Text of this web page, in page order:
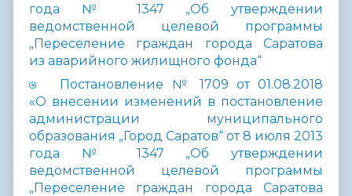
года № 1347 „Об утверждении
ведомственной целевой программы
„Переселение граждан города Саратова
из аварийного жилищного фонда“
Постановление № 1709 от 01.08.2018
«О внесении изменений в постановление
администрации муниципального
образования „Город Саратов“ от 8 июля 2013
года № 1347 „Об утверждении
ведомственной целевой программы
„Переселение граждан города Саратова